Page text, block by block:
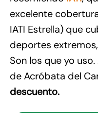
excelente
IATI Estrella) que
deportes
Son los que yo
de Acróbata del
descuento.